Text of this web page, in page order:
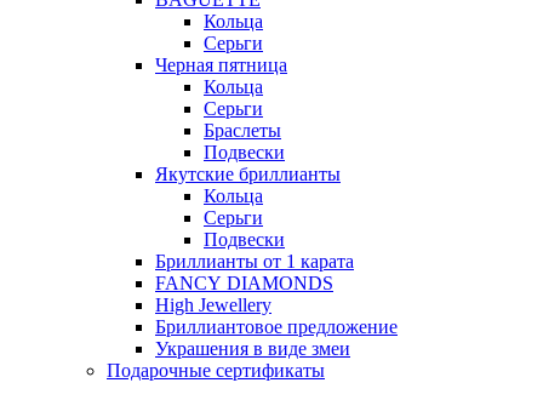
Кольца
Серьги
Черная пятница
Кольца
Серьги
Браслеты
Подвески
Якутские бриллианты
Кольца
Серьги
Подвески
Бриллианты от 1 карата
FANCY DIAMONDS
High Jewellery
Бриллиантовое предложение
Украшения в виде змеи
Подарочные сертификаты